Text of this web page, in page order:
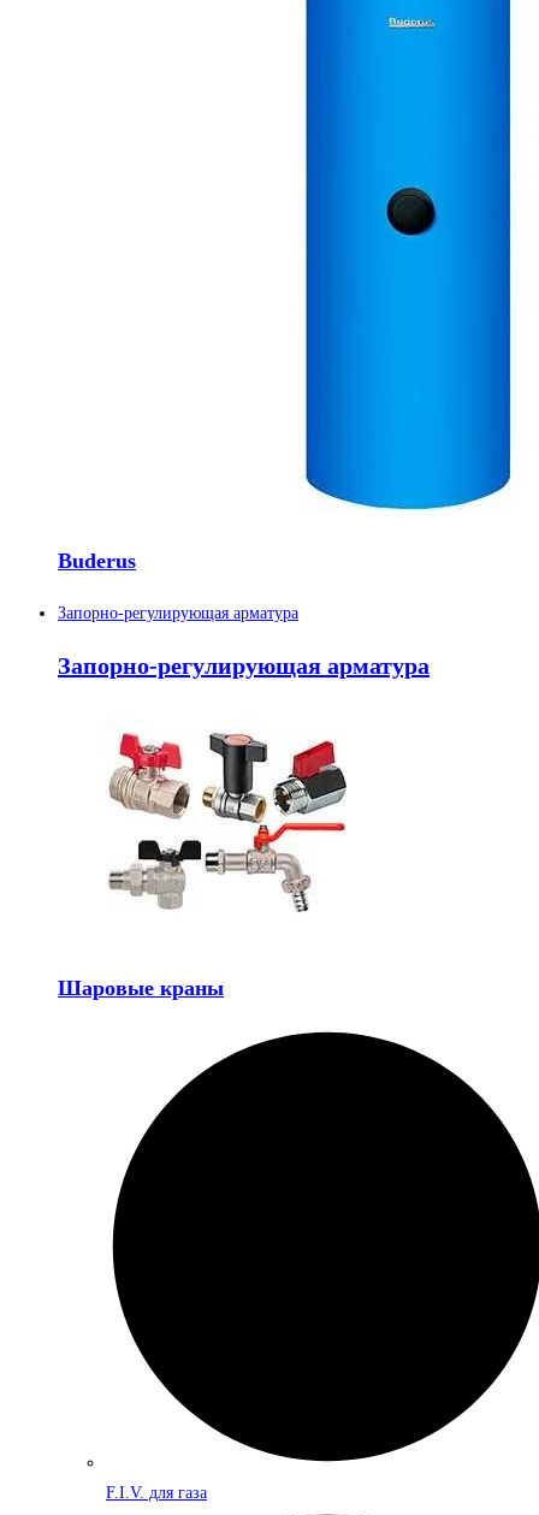
Buderus
Запорно-регулирующая арматура
Запорно-регулирующая арматура
Шаровые краны
F.I.V. для газа